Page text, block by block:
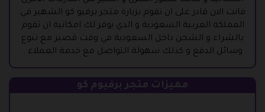
فانت الان قادر على ان تقوم بزيارة متجر برفيو كو الشهير في
المملكة العربية السعودية و الذي يوفر لك امكانية ان تقوم
بالشراء و الشحن داخل السعودية في وقت قصير مع تنوع
وسائل الدفع و كذلك سهولة التواصل مع خدمة العملاء .
مميزات متجر برفيوم كو